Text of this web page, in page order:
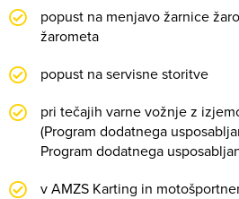
popust na menjavo žarnice
žarometa
popust na servisne storitve
pri tečajih varne vožnje z
(Program dodatnega
Program dodatnega
v AMZS Karting in